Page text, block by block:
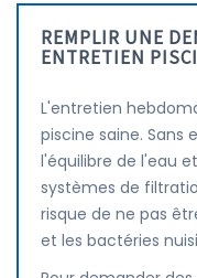
REMPLIR UNE
ENTRETIEN
L'entretien
piscine saine. Sans
l'équilibre de l'eau
systèmes de
risque de ne pas
et les bactéries